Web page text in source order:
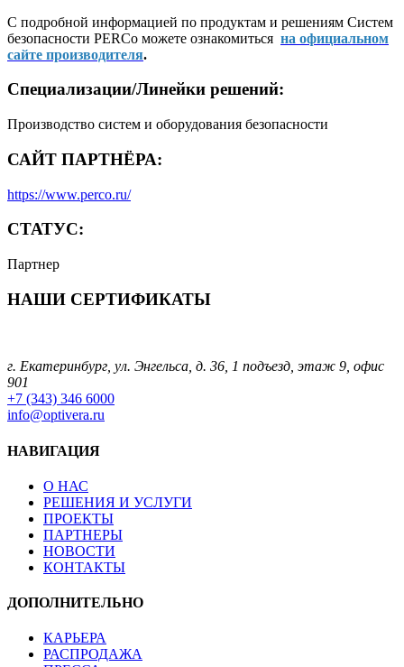
С подробной информацией по продуктам и решениям Систем
безопасности PERCo можете ознакомиться на официальном
сайте производителя.
Специализации/Линейки решений:
Производство систем и оборудования безопасности
САЙТ ПАРТНЁРА:
https://www.perco.ru/
СТАТУС:
Партнер
НАШИ СЕРТИФИКАТЫ
г. Екатеринбург, ул. Энгельса, д. 36, 1 подъезд, этаж 9, офис
901
+7 (343) 346 6000
info@optivera.ru
НАВИГАЦИЯ
О НАС
РЕШЕНИЯ И УСЛУГИ
ПРОЕКТЫ
ПАРТНЕРЫ
НОВОСТИ
КОНТАКТЫ
ДОПОЛНИТЕЛЬНО
КАРЬЕРА
РАСПРОДАЖА